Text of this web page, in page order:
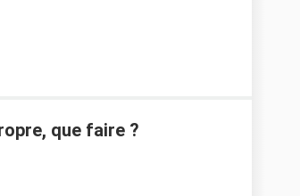
que faire ?